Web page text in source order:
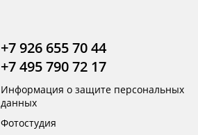
+7 926 655 70 44
+7 495 790 72 17
Информация о защите персональных
данных
Фотостудия